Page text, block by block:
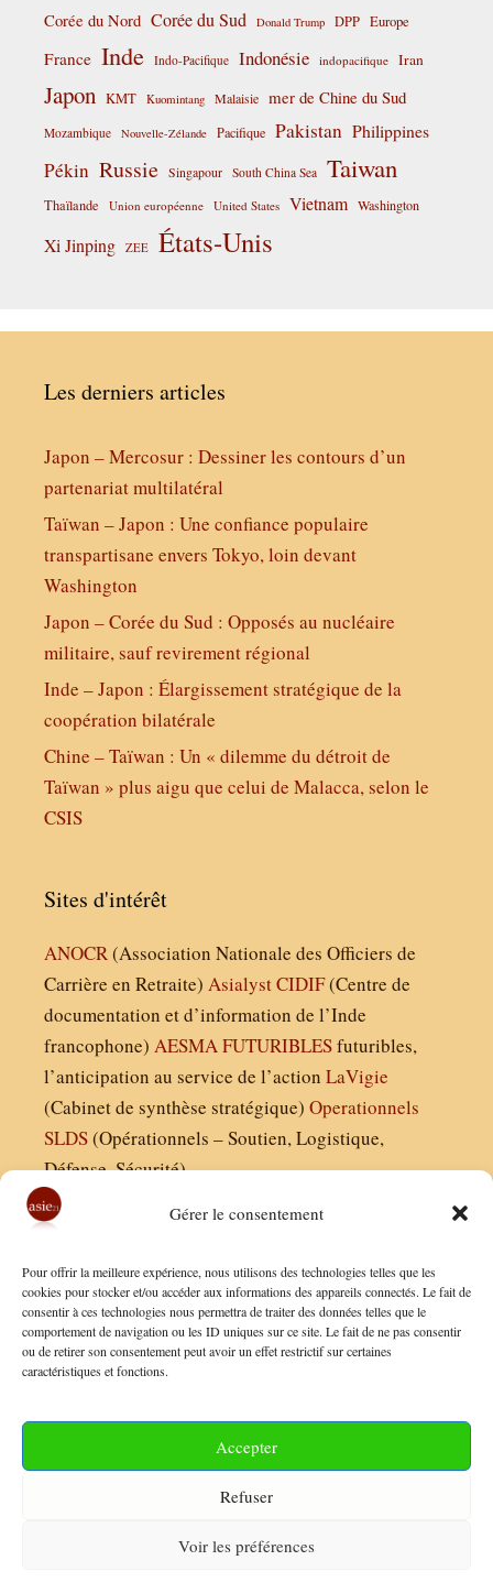
Gérer le consentement
Pour offrir la meilleure expérience, nous utilisons des technologies telles que les
cookies pour stocker et/ou accéder aux informations des appareils connectés. Le fait de
consentir à ces technologies nous permettra de traiter des données telles que le
comportement de navigation ou les ID uniques sur ce site. Le fait de ne pas consentir
ou de retirer son consentement peut avoir un effet restrictif sur certaines
caractéristiques et fonctions.
Accepter
Refuser
Voir les préférences
Corée du Nord Corée du Sud Donald Trump DPP Europe
France Inde Indo-Pacifique Indonésie indopacifique Iran
Japon KMT Kuomintang Malaisie mer de Chine du Sud
Mozambique Nouvelle-Zélande Pacifique Pakistan Philippines
Pékin Russie Singapour South China Sea Taiwan
Thaïlande Union européenne United States Vietnam Washington
Xi Jinping ZEE États-Unis
Les derniers articles
Japon – Mercosur : Dessiner les contours d’un
partenariat multilatéral
Taïwan – Japon : Une confiance populaire
transpartisane envers Tokyo, loin devant
Washington
Japon – Corée du Sud : Opposés au nucléaire
militaire, sauf revirement régional
Inde – Japon : Élargissement stratégique de la
coopération bilatérale
Chine – Taïwan : Un « dilemme du détroit de
Taïwan » plus aigu que celui de Malacca, selon le
CSIS
Sites d'intérêt
ANOCR(Association Nationale des Officiers de
Carrière en Retraite) AsialystCIDIF(Centre de
documentation et d’information de l’Inde
francophone) AESMAFUTURIBLESfuturibles,
l’anticipation au service de l’action LaVigie
(Cabinet de synthèse stratégique) Operationnels
SLDS(Opérationnels – Soutien, Logistique,
Défense, Sécurité)
Finaldées EURL
Siège social : 13 avenue Boudon, 75016, Paris
Nous contacter
Conditions Générales de Vente
Politique de Confidentialité